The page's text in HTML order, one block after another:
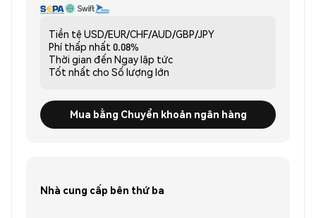
Tiền tệ USD/EUR/CHF/AUD/GBP/JPY
Phí thấp nhất 0.08%
Thời gian đến Ngay lập tức
Tốt nhất cho Số lượng lớn
Mua bằng Chuyển khoản ngân hàng
Nhà cung cấp bên thứ ba